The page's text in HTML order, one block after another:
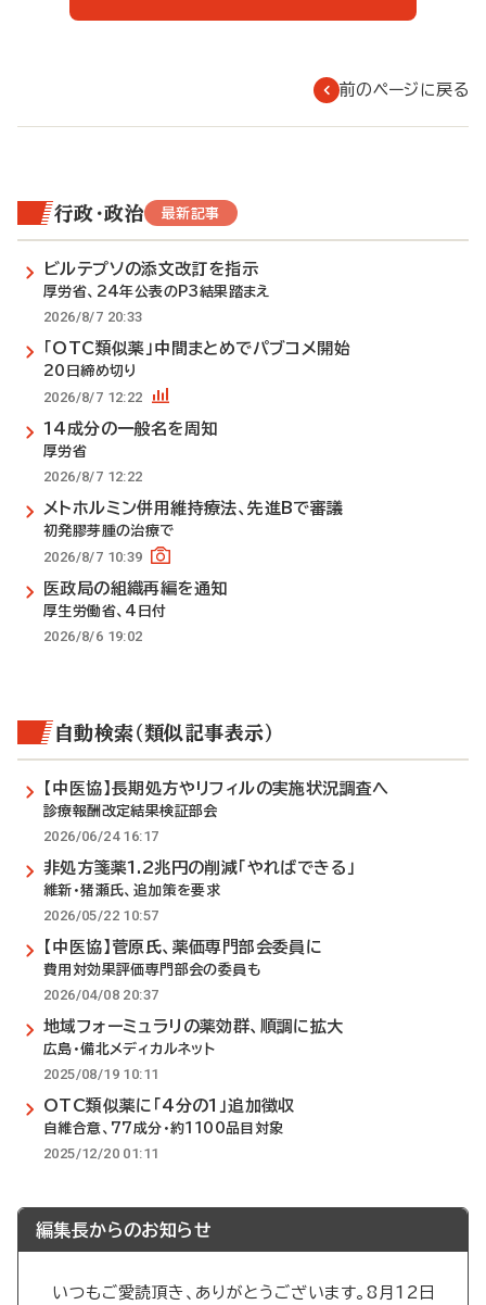
前のページに戻る
行政・政治 最新記事
ビルテプソの添文改訂を指示
厚労省、24年公表のP3結果踏まえ
2026/8/7 20:33
「OTC類似薬」中間まとめでパブコメ開始
20日締め切り
2026/8/7 12:22
14成分の一般名を周知
厚労省
2026/8/7 12:22
メトホルミン併用維持療法、先進Bで審議
初発膠芽腫の治療で
2026/8/7 10:39
医政局の組織再編を通知
厚生労働省、4日付
2026/8/6 19:02
自動検索（類似記事表示）
【中医協】長期処方やリフィルの実施状況調査へ
診療報酬改定結果検証部会
2026/06/24 16:17
非処方箋薬1.2兆円の削減「やればできる」
維新・猪瀬氏、追加策を要求
2026/05/22 10:57
【中医協】菅原氏、薬価専門部会委員に
費用対効果評価専門部会の委員も
2026/04/08 20:37
地域フォーミュラリの薬効群、順調に拡大
広島・備北メディカルネット
2025/08/19 10:11
OTC類似薬に「4分の1」追加徴収
自維合意、77成分・約1100品目対象
2025/12/20 01:11
編集長からのお知らせ
いつもご愛読頂き、ありがとうございます。8月12日